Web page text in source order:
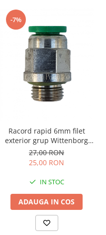
-7%
Racord rapid 6mm filet
exterior grup Wittenborg
7100
27,00 RON
25,00 RON
IN STOC
ADAUGA IN COS